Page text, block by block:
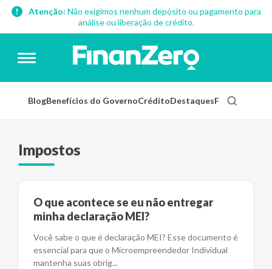
Atenção: Não exigimos nenhum depósito ou pagamento para
análise ou liberação de crédito.
BlogBenefícios do GovernoCréditoDestaquesFinanças
Impostos
O que acontece se eu não entregar
minha declaração MEI?
Você sabe o que é declaração MEI? Esse documento é
essencial para que o Microempreendedor Individual
mantenha suas obrig...